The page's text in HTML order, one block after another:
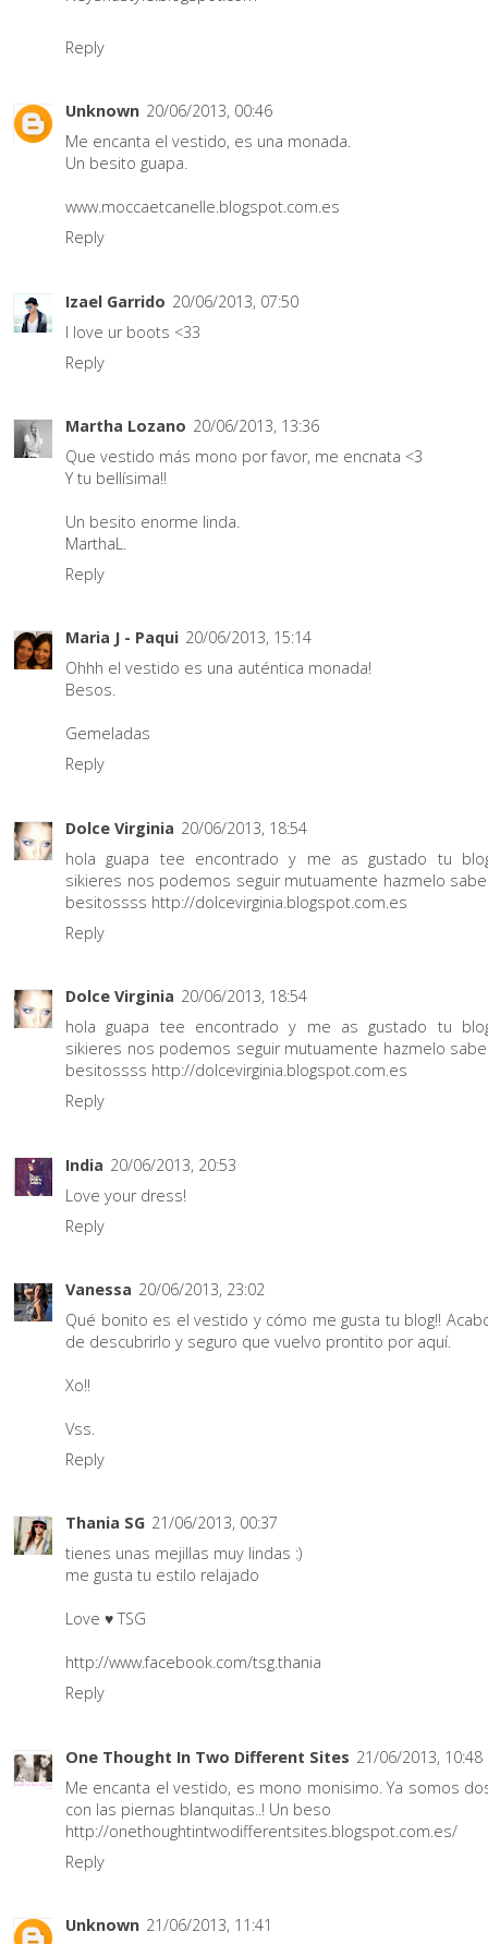
Reply
Unknown 20/06/2013, 00:46
Me encanta el vestido, es una monada.
Un besito guapa.
www.moccaetcanelle.blogspot.com.es
Reply
Izael Garrido 20/06/2013, 07:50
I love ur boots <33
Reply
Martha Lozano 20/06/2013, 13:36
Que vestido más mono por favor, me encnata <3
Y tu bellísima!!
Un besito enorme linda.
MarthaL.
Reply
Maria J - Paqui 20/06/2013, 15:14
Ohhh el vestido es una auténtica monada!
Besos.
Gemeladas
Reply
Dolce Virginia 20/06/2013, 18:54
hola guapa tee encontrado y me as gustado tu
sikieres nos podemos seguir mutuamente hazmelo
besitossss http://dolcevirginia.blogspot.com.es
Reply
Dolce Virginia 20/06/2013, 18:54
hola guapa tee encontrado y me as gustado tu
sikieres nos podemos seguir mutuamente hazmelo
besitossss http://dolcevirginia.blogspot.com.es
Reply
India 20/06/2013, 20:53
Love your dress!
Reply
Vanessa 20/06/2013, 23:02
Qué bonito es el vestido y cómo me gusta tu blog!!
de descubrirlo y seguro que vuelvo prontito por aquí.
Xo!!
Vss.
Reply
Thania SG 21/06/2013, 00:37
tienes unas mejillas muy lindas :)
me gusta tu estilo relajado
Love ♥ TSG
http://www.facebook.com/tsg.thania
Reply
One Thought In Two Different Sites 21/06/2013, 10:48
Me encanta el vestido, es mono monisimo. Ya somos
con las piernas blanquitas..! Un beso
http://onethoughtintwodifferentsites.blogspot.com.es/
Reply
Unknown 21/06/2013, 11:41